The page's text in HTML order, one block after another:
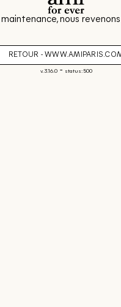
nous
RETOUR -
v. 3.16.0- status: 500